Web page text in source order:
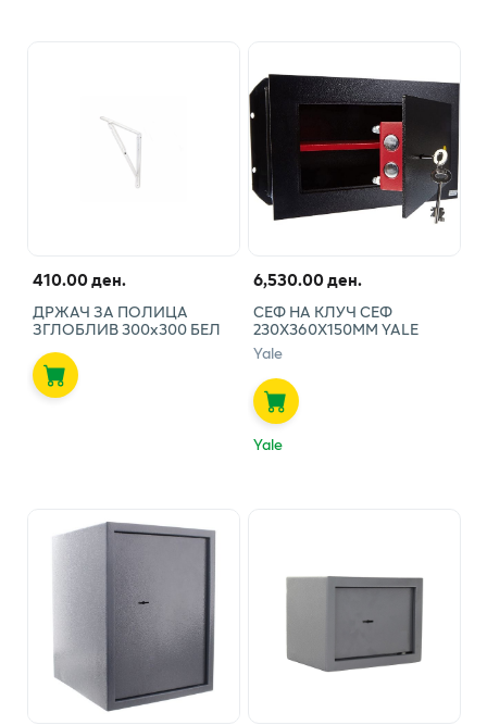
410.00 ден.
ДРЖАЧ ЗА ПОЛИЦА
ЗГЛОБЛИВ 300х300 БЕЛ
6,530.00 ден.
СЕФ НА КЛУЧ СЕФ
230Х360Х150ММ YALE
Yale
Yale